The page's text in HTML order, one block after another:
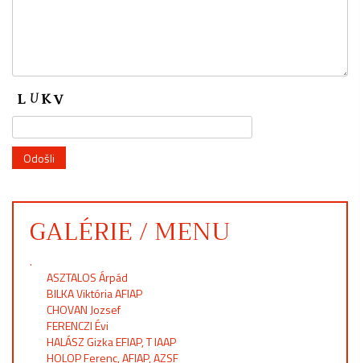
GALÉRIE / MENU
.
ASZTALOS Árpád
BILKA Viktória AFIAP
CHOVAN Jozsef
FERENCZI Évi
HALÁSZ Gizka EFIAP, T IAAP
HOLOP Ferenc, AFIAP, AZSF